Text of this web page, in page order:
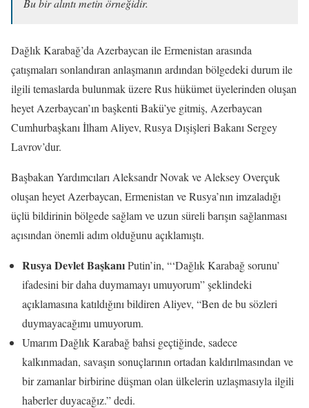
Bu bir alıntı metin örneğidir.
Dağlık Karabağ’da Azerbaycan ile Ermenistan arasında
çatışmaları sonlandıran anlaşmanın ardından bölgedeki durum ile
ilgili temaslarda bulunmak üzere Rus hükümet üyelerinden oluşan
heyet Azerbaycan’ın başkenti Bakü’ye gitmiş, Azerbaycan
Cumhurbaşkanı İlham Aliyev, Rusya Dışişleri Bakanı Sergey
Lavrov’dur.
Başbakan Yardımcıları Aleksandr Novak ve Aleksey Overçuk
oluşan heyet Azerbaycan, Ermenistan ve Rusya’nın imzaladığı
üçlü bildirinin bölgede sağlam ve uzun süreli barışın sağlanması
açısından önemli adım olduğunu açıklamıştı.
Rusya Devlet BaşkanıPutin’in, “‘Dağlık Karabağ sorunu’
ifadesini bir daha duymamayı umuyorum” şeklindeki
açıklamasına katıldığını bildiren Aliyev, “Ben de bu sözleri
duymayacağımı umuyorum.
Umarım Dağlık Karabağ bahsi geçtiğinde, sadece
kalkınmadan, savaşın sonuçlarının ortadan kaldırılmasından ve
bir zamanlar birbirine düşman olan ülkelerin uzlaşmasıyla ilgili
haberler duyacağız.” dedi.